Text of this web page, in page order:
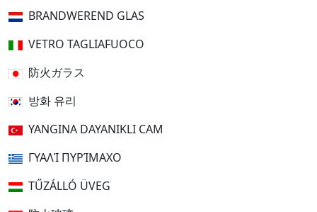
BRANDWEREND GLAS
VETRO TAGLIAFUOCO
防火ガラス
방화 유리
YANGINA DAYANIKLI CAM
ΓΥΑΛΊ ΠΥΡΊΜΑΧΟ
TŰZÁLLÓ ÜVEG